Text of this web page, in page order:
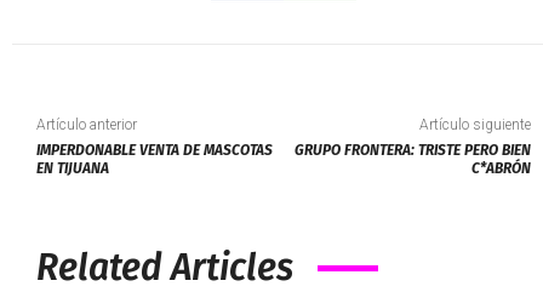
Artículo anterior
IMPERDONABLE VENTA DE MASCOTAS
EN TIJUANA
Artículo siguiente
GRUPO FRONTERA: TRISTE PERO BIEN
C*ABRÓN
Related Articles